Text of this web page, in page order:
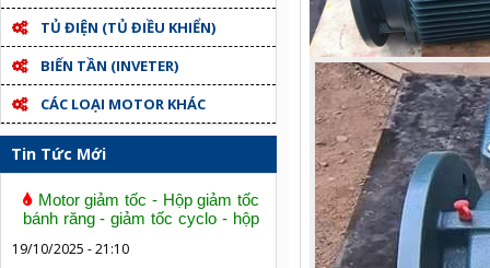
TỦ ĐIỆN (TỦ ĐIỀU KHIỂN)
BIẾN TẦN (INVETER)
CÁC LOẠI MOTOR KHÁC
Tin Tức Mới
Motor giảm tốc - Hộp giảm tốc
bánh răng - giảm tốc cyclo - hộp
19/10/2025 - 21:10